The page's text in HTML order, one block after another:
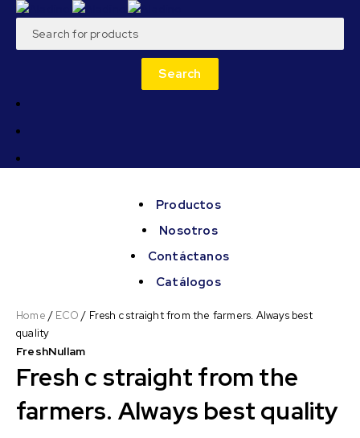
Productos
Nosotros
Contáctanos
Catálogos
Home / ECO / Fresh c straight from the farmers. Always best
quality
FreshNullam
Fresh c straight from the
farmers. Always best quality